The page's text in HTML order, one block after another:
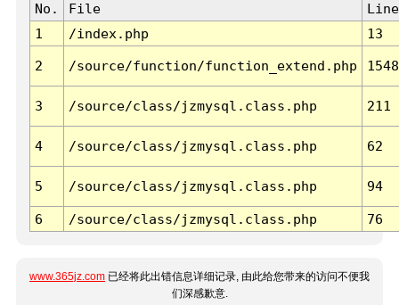
No. File
Line
1
/index.php 13
2 /source/function/function_extend.php 1548
3 /source/class/jzmysql.class.php 211
4 /source/class/jzmysql.class.php 62
5 /source/class/jzmysql.class.php 94
6 /source/class/jzmysql.class.php 76
www.365jz.com 已经将此出错信息详细记录, 由此给您带来的访问不便我
们深感歉意.